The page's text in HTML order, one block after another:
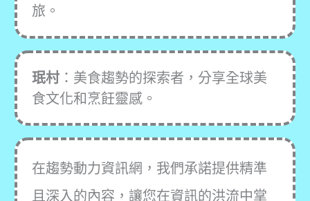
旅。
珉村：美食趨勢的探索者，分享全球美
食文化和烹飪靈感。
在趨勢動力資訊網，我們承諾提供精準
且深入的內容，讓您在資訊的洪流中掌